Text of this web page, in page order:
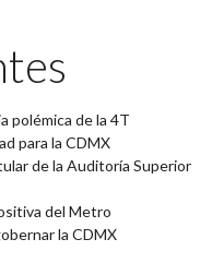
polémica de la 4T
para la CDMX
de la Auditoría Superior
del Metro
la CDMX